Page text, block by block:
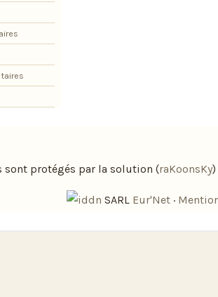
sont protégés par la solution (raKoonsKy)
SARL Eur'Net ·